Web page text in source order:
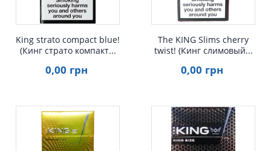
King strato compact blue!
(Кинг страто компакт...
0,00 грн
The KING Slims cherry
twist! (Кинг слимовый...
0,00 грн